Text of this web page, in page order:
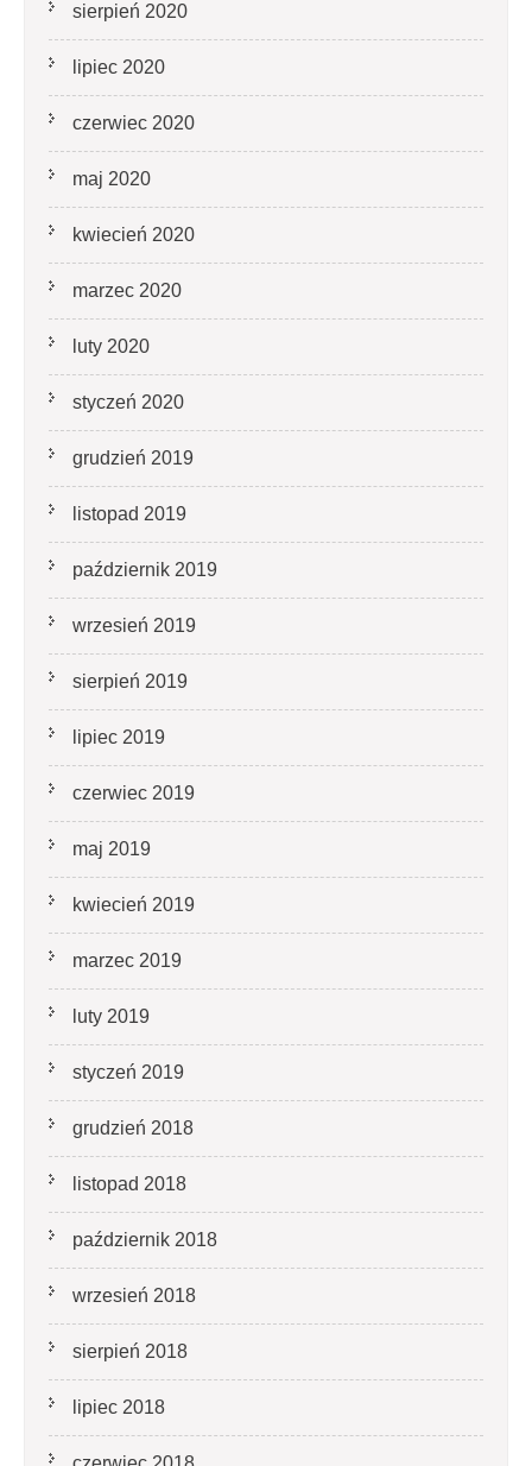
sierpień 2020
lipiec 2020
czerwiec 2020
maj 2020
kwiecień 2020
marzec 2020
luty 2020
styczeń 2020
grudzień 2019
listopad 2019
październik 2019
wrzesień 2019
sierpień 2019
lipiec 2019
czerwiec 2019
maj 2019
kwiecień 2019
marzec 2019
luty 2019
styczeń 2019
grudzień 2018
listopad 2018
październik 2018
wrzesień 2018
sierpień 2018
lipiec 2018